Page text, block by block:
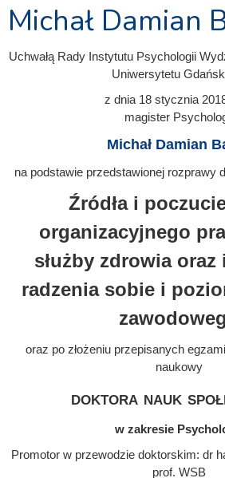
Michał Damian
Uchwałą Rady Instytutu Psychologii
Uniwersytetu
z dnia 18 stycznia
magister
Michał Damian
na podstawie przedstawionej rozprawy
Źródła i
organizacyjnego
służby zdrowia
radzenia sobie i
oraz po złożeniu przepisanych
naukowy
doktora nauk
w zakresie
Promotor w przewodzie doktorskim: dr
prof. WSB